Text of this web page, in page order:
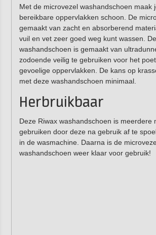
Met de microvezel washandschoen maak
bereikbare oppervlakken schoon. De
gemaakt van zacht en absorberend
vuil en vet zeer goed weg kunt wassen.
washandschoen is gemaakt van
zodoende veilig te gebruiken voor het
gevoelige oppervlakken. De kans op
met deze washandschoen minimaal.
Herbruikbaar
Deze Riwax washandschoen is meerdere
gebruiken door deze na gebruik af te
in de wasmachine. Daarna is de
washandschoen weer klaar voor gebruik!